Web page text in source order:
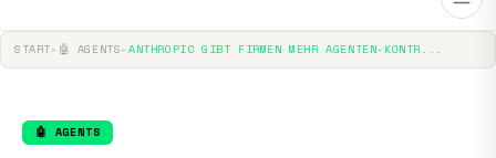
START▸ 🤖 AGENTS▸ANTHROPIC GIBT FIRMEN MEHR AGENTEN-KONTR...
🤖 AGENTS